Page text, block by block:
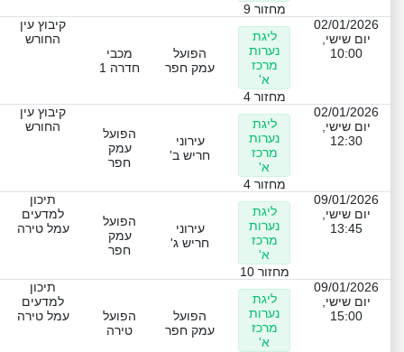
מחזור 9
02/01/2026
יום שישי,
10:00
ליגת
נערות
מרכז
א'
מחזור 4
הפועל
עמק חפר
מכבי
חדרה 1
קיבוץ עין
החורש
02/01/2026
יום שישי,
12:30
ליגת
נערות
מרכז
א'
מחזור 4
עירוני
חריש ב'
הפועל
עמק
חפר
קיבוץ עין
החורש
09/01/2026
יום שישי,
13:45
ליגת
נערות
מרכז
א'
מחזור 10
עירוני
חריש ג'
הפועל
עמק
חפר
תיכון
למדעים
עמל טירה
09/01/2026
יום שישי,
15:00
ליגת
נערות
מרכז
א'
הפועל
עמק חפר
הפועל
טירה
תיכון
למדעים
עמל טירה